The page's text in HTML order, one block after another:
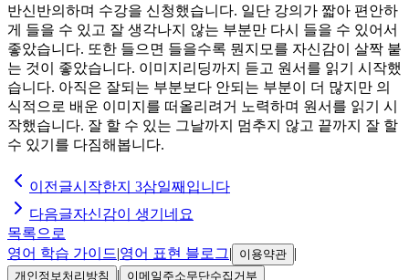
반신반의하며 수강을 신청했습니다. 일단 강의가 짧아 편안하
게 들을 수 있고 잘 생각나지 않는 부분만 다시 들을 수 있어서
좋았습니다. 또한 들으면 들을수록 뭔지모를 자신감이 살짝 붙
는 것이 좋았습니다. 이미지리딩까지 듣고 원서를 읽기 시작했
습니다. 아직은 잘되는 부분보다 안되는 부분이 더 많지만 의
식적으로 배운 이미지를 떠올리려거 노력하며 원서를 읽기 시
작했습니다. 잘 할 수 있는 그날까지 멈추지 않고 끝까지 잘 할
수 있기를 다짐해봅니다.
이전글시작한지 3삼일째입니다
다음글자신감이 생기네요
목록으로
영어 학습 가이드|영어 표현 블로그| 이용약관 |
개인정보처리방침 | 이메일주소무단수집거부